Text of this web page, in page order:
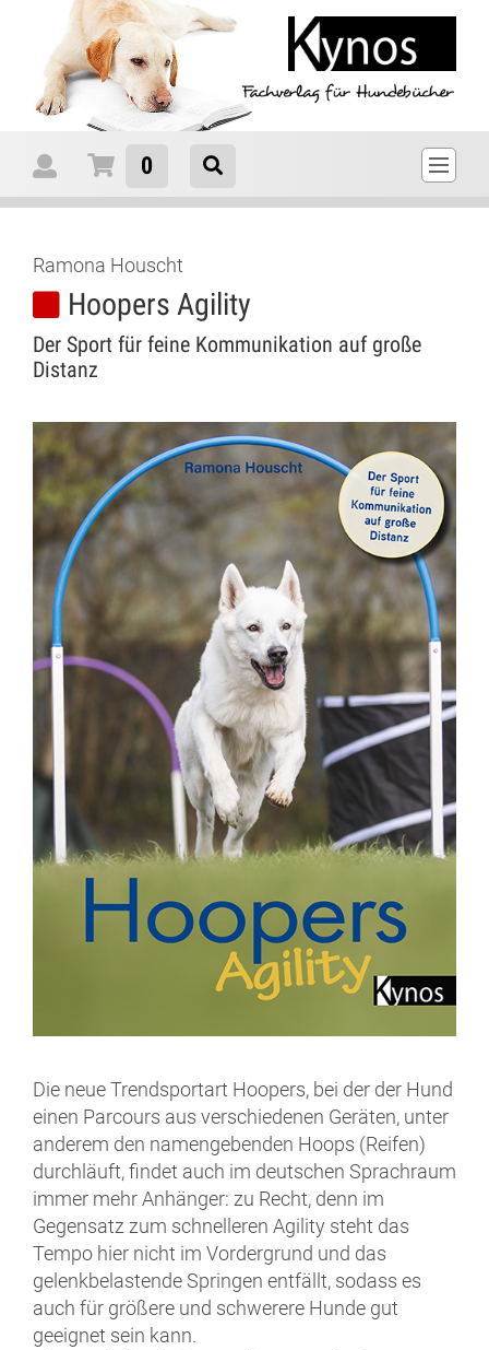
Ramona Houscht
Hoopers Agility
Der Sport für feine Kommunikation auf große
Distanz
Die neue Trendsportart Hoopers, bei der der Hund
einen Parcours aus verschiedenen Geräten, unter
anderem den namengebenden Hoops (Reifen)
durchläuft, findet auch im deutschen Sprachraum
immer mehr Anhänger: zu Recht, denn im
Gegensatz zum schnelleren Agility steht das
Tempo hier nicht im Vordergrund und das
gelenkbelastende Springen entfällt, sodass es
auch für größere und schwerere Hunde gut
geeignet sein kann.
0